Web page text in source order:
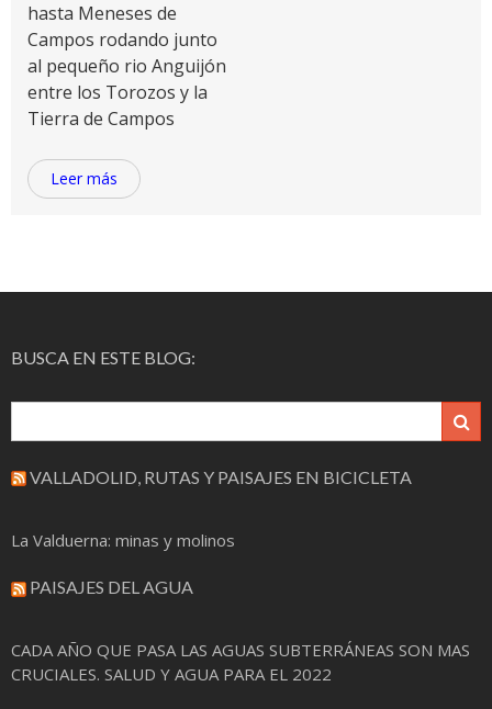
hasta Meneses de
Campos rodando junto
al pequeño rio Anguijón
entre los Torozos y la
Tierra de Campos
Leer más
BUSCA EN ESTE BLOG:
VALLADOLID, RUTAS Y PAISAJES EN BICICLETA
La Valduerna: minas y molinos
PAISAJES DEL AGUA
CADA AÑO QUE PASA LAS AGUAS SUBTERRÁNEAS SON MAS
CRUCIALES. SALUD Y AGUA PARA EL 2022